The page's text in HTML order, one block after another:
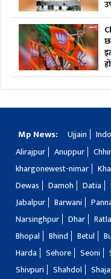
Mp News: Ujjain
Alirajpur
Anuppur
khargonewest-nimar
Dewas
Damoh Datia
Jabalpur
Barwani
Narsinghpur
Dhar
Bhopal
Bhind Betul
Harda
Sehore Seoni
Shivpuri
Shahdol